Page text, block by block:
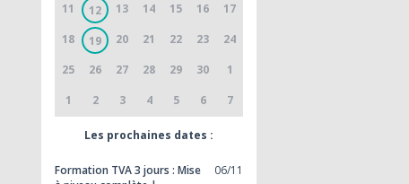
11
12 13 14 15 16
17
18
19 20 21 22 23
24
25
26 27 28 29 30
1
1
2 3 4 5 6 7
Les prochaines dates :
Formation TVA 3 jours : Mise
06/11